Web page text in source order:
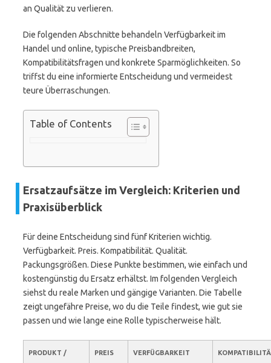
an Qualität zu verlieren.
Die folgenden Abschnitte behandeln Verfügbarkeit im
Handel und online, typische Preisbandbreiten,
Kompatibilitätsfragen und konkrete Sparmöglichkeiten. So
triffst du eine informierte Entscheidung und vermeidest
teure Überraschungen.
Table of Contents
Ersatzaufsätze im Vergleich: Kriterien und
Praxisüberblick
Für deine Entscheidung sind fünf Kriterien wichtig.
Verfügbarkeit. Preis. Kompatibilität. Qualität.
Packungsgrößen. Diese Punkte bestimmen, wie einfach und
kostengünstig du Ersatz erhältst. Im folgenden Vergleich
siehst du reale Marken und gängige Varianten. Die Tabelle
zeigt ungefähre Preise, wo du die Teile findest, wie gut sie
passen und wie lange eine Rolle typischerweise hält.
PRODUKT /
PREIS
VERFÜGBARKEIT